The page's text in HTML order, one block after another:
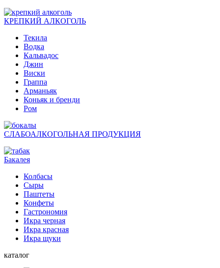
КРЕПКИЙ АЛКОГОЛЬ
Текила
Водка
Кальвадос
Джин
Виски
Граппа
Арманьяк
Коньяк и бренди
Ром
СЛАБОАЛКОГОЛЬНАЯ ПРОДУКЦИЯ
Бакалея
Колбасы
Сыры
Паштеты
Конфеты
Гастрономия
Икра черная
Икра красная
Икра щуки
каталог